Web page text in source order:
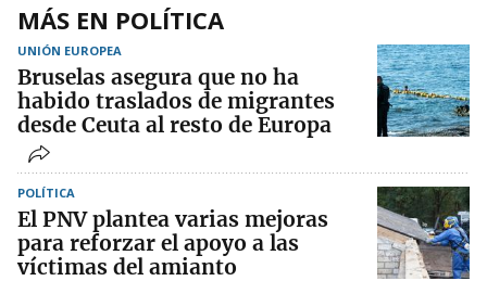
MÁS EN POLÍTICA
UNIÓN EUROPEA
Bruselas asegura que no ha
habido traslados de migrantes
desde Ceuta al resto de Europa
POLÍTICA
El PNV plantea varias mejoras
para reforzar el apoyo a las
víctimas del amianto